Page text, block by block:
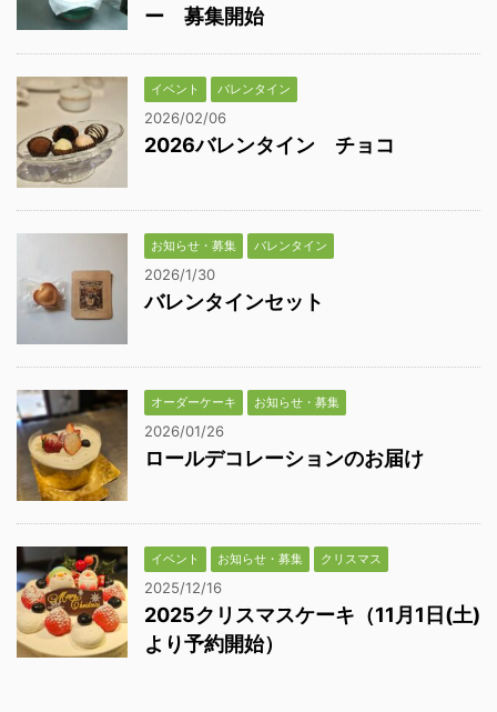
ー 募集開始
イベント バレンタイン
2026/02/06
2026バレンタイン チョコ
お知らせ・募集 バレンタイン
2026/1/30
バレンタインセット
オーダーケーキ お知らせ・募集
2026/01/26
ロールデコレーションのお届け
イベント お知らせ・募集 クリスマス
2025/12/16
2025クリスマスケーキ（11月1日(土)
より予約開始）